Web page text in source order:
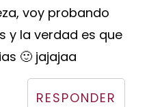
voy probando
y la verdad es que
🙂 jajajaa
RESPONDER